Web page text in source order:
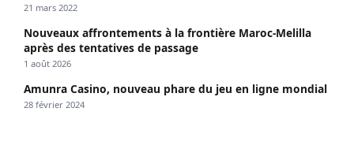
21 mars 2022
Nouveaux affrontements à la frontière Maroc-Melilla
après des tentatives de passage
1 août 2026
Amunra Casino, nouveau phare du jeu en ligne mondial
28 février 2024